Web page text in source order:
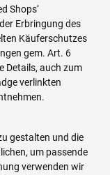
Shops‘
Erbringung des
Käuferschutzes
gem. Art. 6
Details, auch zum
verlinkten
gestalten und die
um passende
verwenden wir